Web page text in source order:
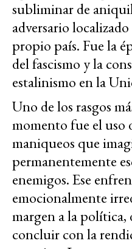
subliminar de
adversario
propio país. Fue la
del fascismo y la
estalinismo en la
Uno de los rasgos
momento fue el uso
maniqueos que
permanentemente
enemigos. Ese
emocionalmente
margen a la política,
concluir con la